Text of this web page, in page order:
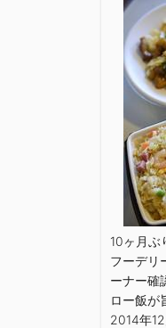
10ヶ月ぶ
フーデリ
ーナー確
ロー飯が
2014年